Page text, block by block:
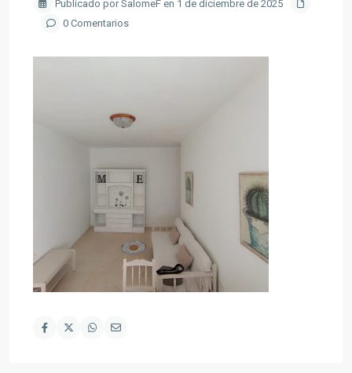
Publicado por SalomeF en 1 de diciembre de 2025
0 Comentarios